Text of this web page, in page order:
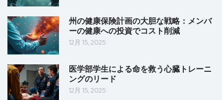
州の健康保険計画の大胆な戦略：メンバ
ーの健康への投資でコスト削減
12月 15, 2025
医学部学生による命を救う心臓トレーニ
ングのリード
12月 15, 2025